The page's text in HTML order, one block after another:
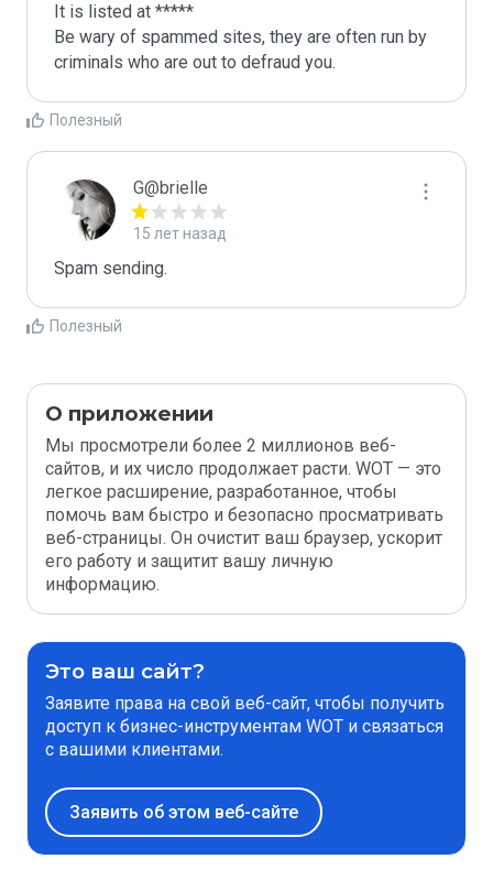
It is listed at *****
Be wary of spammed sites, they are often run by
criminals who are out to defraud you.
Полезный
G@brielle
15 лет назад
Spam sending.
Полезный
О приложении
Мы просмотрели более 2 миллионов веб-
сайтов, и их число продолжает расти. WOT — это
легкое расширение, разработанное, чтобы
помочь вам быстро и безопасно просматривать
веб-страницы. Он очистит ваш браузер, ускорит
его работу и защитит вашу личную
информацию.
Это ваш сайт?
Заявите права на свой веб-сайт, чтобы получить
доступ к бизнес-инструментам WOT и связаться
с вашими клиентами.
Заявить об этом веб-сайте